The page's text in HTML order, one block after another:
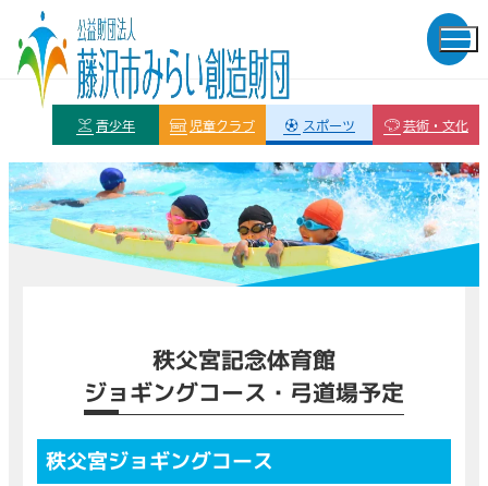
青少年 児童クラブ スポーツ 芸術・文化
秩父宮記念体育館
ジョギングコース・弓道場予定
秩父宮ジョギングコース